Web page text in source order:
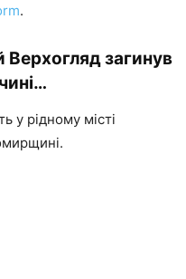
.
загинув
у рідному місті